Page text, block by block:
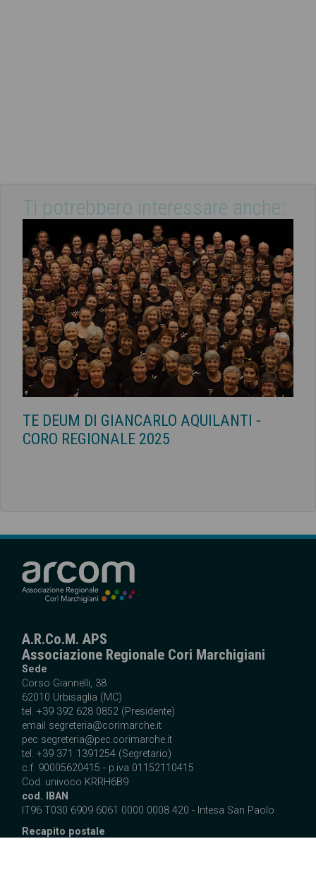
Ti potrebbero interessare anche:
TE DEUM DI GIANCARLO AQUILANTI -
CORO REGIONALE 2025
A.R.Co.M. APS
Associazione Regionale Cori Marchigiani
Sede
Corso Giannelli, 38
62010 Urbisaglia (MC)
tel. +39 392 628 0852 (Presidente)
email segreteria@corimarche.it
pec segreteria@pec.corimarche.it
tel. +39 371 1391254 (Segretario)
c.f. 90005620415 - p.iva 01152110415
Cod. univoco KRRH6B9
cod. IBAN
IT96 T030 6909 6061 0000 0008 420 - Intesa San Paolo
Recapito postale